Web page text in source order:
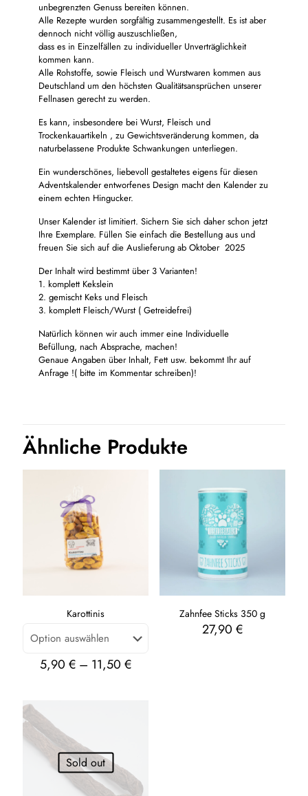
unbegrenzten Genuss bereiten können.
Alle Rezepte wurden sorgfältig zusammengestellt. Es ist aber
dennoch nicht völlig auszuschließen,
dass es in Einzelfällen zu individueller Unverträglichkeit
kommen kann.
Alle Rohstoffe, sowie Fleisch und Wurstwaren kommen aus
Deutschland um den höchsten Qualitätsansprüchen unserer
Fellnasen gerecht zu werden.
Es kann, insbesondere bei Wurst, Fleisch und
Trockenkauartikeln , zu Gewichtsveränderung kommen, da
naturbelassene Produkte Schwankungen unterliegen.
Ein wunderschönes, liebevoll gestaltetes eigens für diesen
Adventskalender entworfenes Design macht den Kalender zu
einem echten Hingucker.
Unser Kalender ist limitiert. Sichern Sie sich daher schon jetzt
Ihre Exemplare. Füllen Sie einfach die Bestellung aus und
freuen Sie sich auf die Auslieferung ab Oktober 2025
Der Inhalt wird bestimmt über 3 Varianten!
1. komplett Kekslein
2. gemischt Keks und Fleisch
3. komplett Fleisch/Wurst ( Getreidefrei)
Natürlich können wir auch immer eine Individuelle
Befüllung, nach Absprache, machen!
Genaue Angaben über Inhalt, Fett usw. bekommt Ihr auf
Anfrage !( bitte im Kommentar schreiben)!
Ähnliche Produkte
Karottinis
5,90€ – 11,50€
Zahnfee Sticks 350 g
27,90 €
Sold out